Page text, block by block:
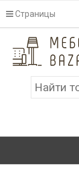
Страницы